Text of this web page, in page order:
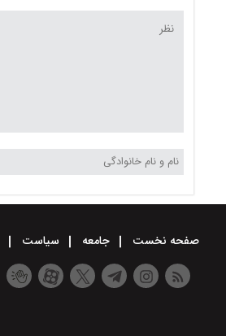
صفحه نخست جامعه سیاست